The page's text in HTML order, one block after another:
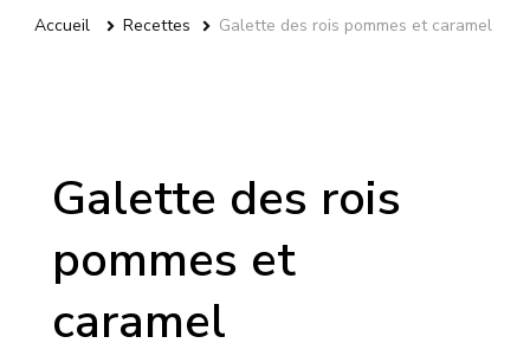
Accueil Recettes Galette des rois pommes et caramel
Galette des rois
pommes et
caramel